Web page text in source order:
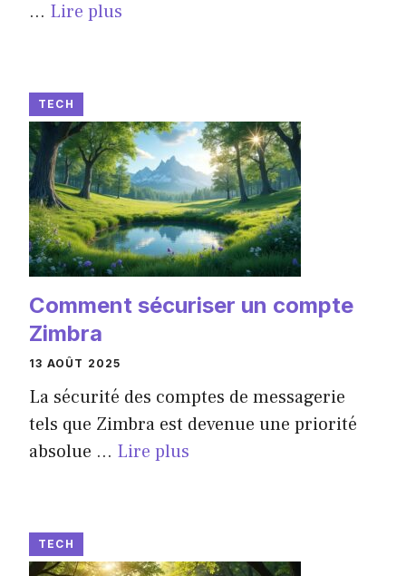
... Lire plus
TECH
Comment sécuriser un compte
Zimbra
13 AOÛT 2025
La sécurité des comptes de messagerie
tels que Zimbra est devenue une priorité
absolue ... Lire plus
TECH